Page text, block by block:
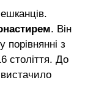
. Він
порівнянні з
століття. До